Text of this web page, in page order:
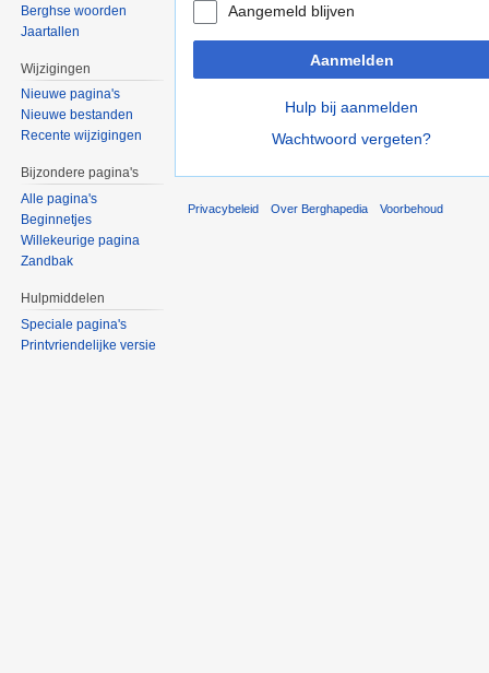
Aangemeld blijven
Aanmelden
Hulp bij aanmelden
Wachtwoord vergeten?
Berghse woorden
Jaartallen
Wijzigingen
Nieuwe pagina's
Nieuwe bestanden
Recente wijzigingen
Bijzondere pagina's
Alle pagina's
Beginnetjes
Willekeurige pagina
Zandbak
Hulpmiddelen
Speciale pagina's
Printvriendelijke versie
Privacybeleid Over Berghapedia Voorbehoud